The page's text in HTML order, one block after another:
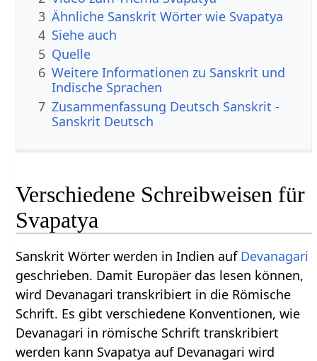
3 Ähnliche Sanskrit Wörter wie Svapatya
4 Siehe auch
5 Quelle
6 Weitere Informationen zu Sanskrit und
Indische Sprachen
7 Zusammenfassung Deutsch Sanskrit -
Sanskrit Deutsch
Verschiedene Schreibweisen für
Svapatya
Sanskrit Wörter werden in Indien auf Devanagari
geschrieben. Damit Europäer das lesen können,
wird Devanagari transkribiert in die Römische
Schrift. Es gibt verschiedene Konventionen, wie
Devanagari in römische Schrift transkribiert
werden kann Svapatya auf Devanagari wird